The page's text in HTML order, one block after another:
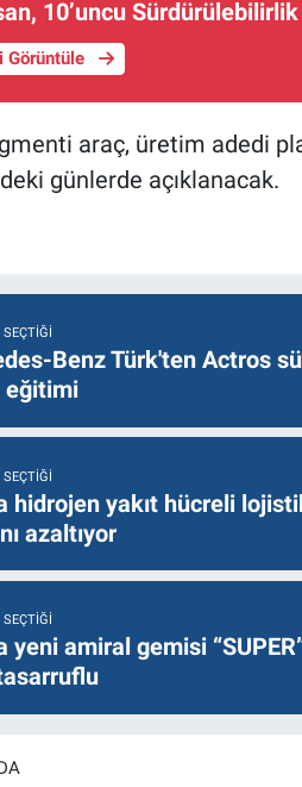
10’uncu Sürdürülebilirlik
Görüntüle
araç, üretim adedi
günlerde açıklanacak.
SEÇTIĞI
Benz Türk'ten Actros
eğitimi
SEÇTIĞI
hidrojen yakıt hücreli
azaltıyor
SEÇTIĞI
yeni amiral gemisi